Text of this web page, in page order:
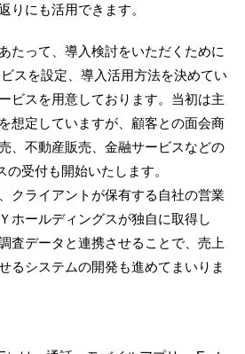
りにも活用できます。
たって、導入検討をいただくために
スを設定、導入活用方法を決めてい
ビスを用意しております。当初は主
想定していますが、顧客との面会商
、不動産販売、金融サービスなどの
受付も開始いたします。
クライアントが保有する自社の営業
ホールディングスが独自に取得し
査データと連携させることで、売上
るシステムの開発も進めてまいりま